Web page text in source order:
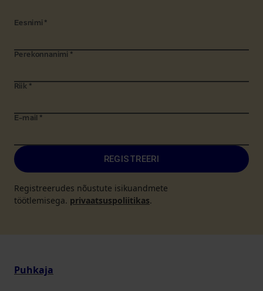
Eesnimi *
Perekonnanimi *
Riik *
E-mail *
REGISTREERI
Registreerudes nõustute isikuandmete
töötlemisega. privaatsuspoliitikas.
Puhkaja